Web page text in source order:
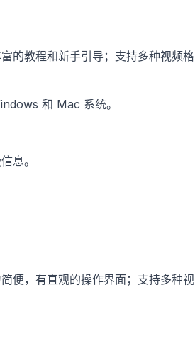
的教程和新手引导；支持多种视频格
和 Mac 系统。
息。
便，有直观的操作界面；支持多种视